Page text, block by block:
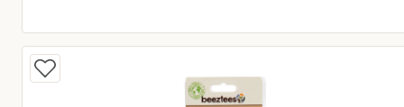
Huidige prijs € 5,25